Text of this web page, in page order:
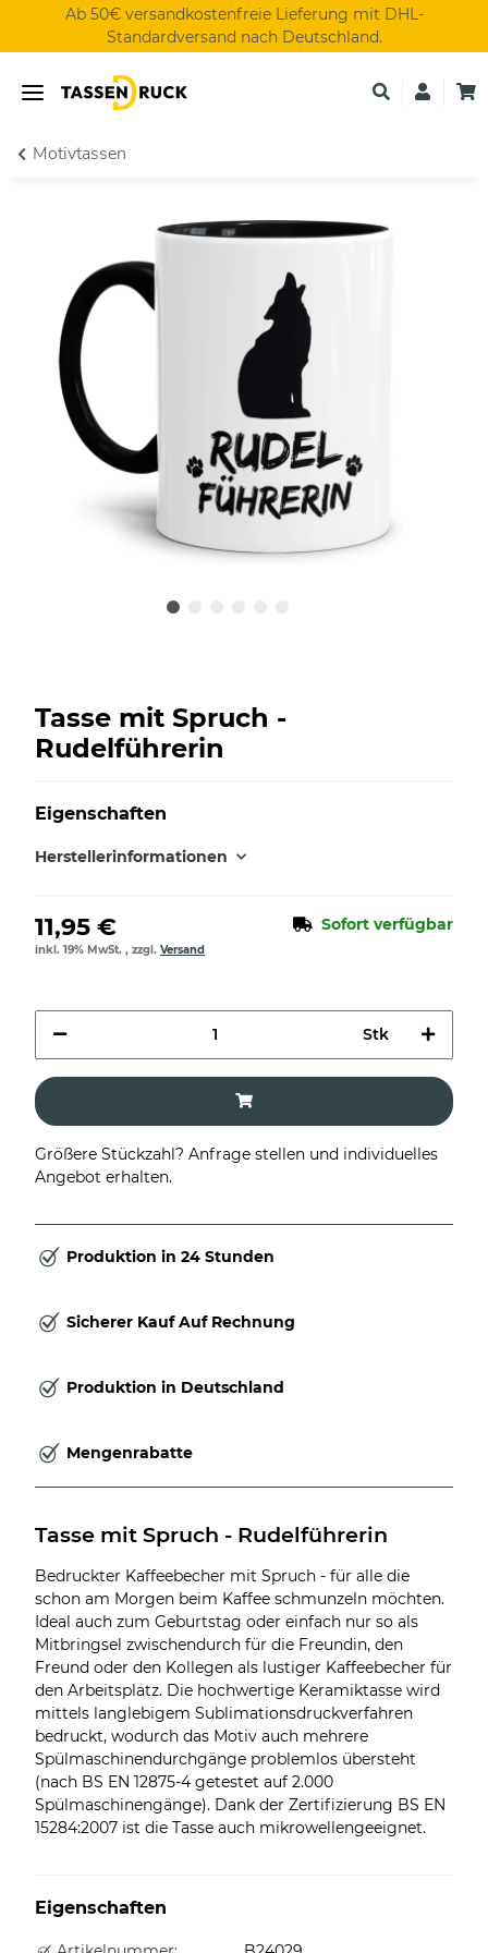
Ab 50€ versandkostenfreie Lieferung mit DHL-
Standardversand nach Deutschland.
Motivtassen
Tasse mit Spruch -
Rudelführerin
Eigenschaften
Herstellerinformationen
11,95 € Sofort verfügbar
inkl. 19% MwSt. , zzgl. Versand
Stk
Größere Stückzahl? Anfrage stellen und individuelles
Angebot erhalten.
Produktion in 24 Stunden
Sicherer Kauf Auf Rechnung
Produktion in Deutschland
Mengenrabatte
Tasse mit Spruch - Rudelführerin
Bedruckter Kaffeebecher mit Spruch - für alle die
schon am Morgen beim Kaffee schmunzeln möchten.
Ideal auch zum Geburtstag oder einfach nur so als
Mitbringsel zwischendurch für die Freundin, den
Freund oder den Kollegen als lustiger Kaffeebecher für
den Arbeitsplatz. Die hochwertige Keramiktasse wird
mittels langlebigem Sublimationsdruckverfahren
bedruckt, wodurch das Motiv auch mehrere
Spülmaschinendurchgänge problemlos übersteht
(nach BS EN 12875-4 getestet auf 2.000
Spülmaschinengänge). Dank der Zertifizierung BS EN
15284:2007 ist die Tasse auch mikrowellengeeignet.
Eigenschaften